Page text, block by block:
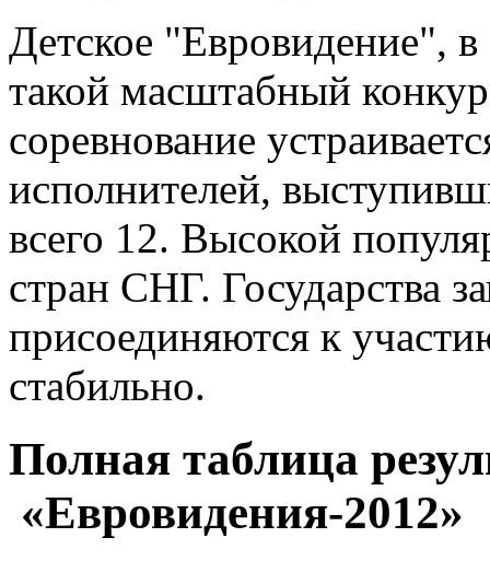
Детское "Евровидение", в
такой масштабный
соревнование
исполнителей,
всего 12. Высокой
стран СНГ. Государства
присоединяются к
стабильно.
Полная таблица
«Евровидения-2012»